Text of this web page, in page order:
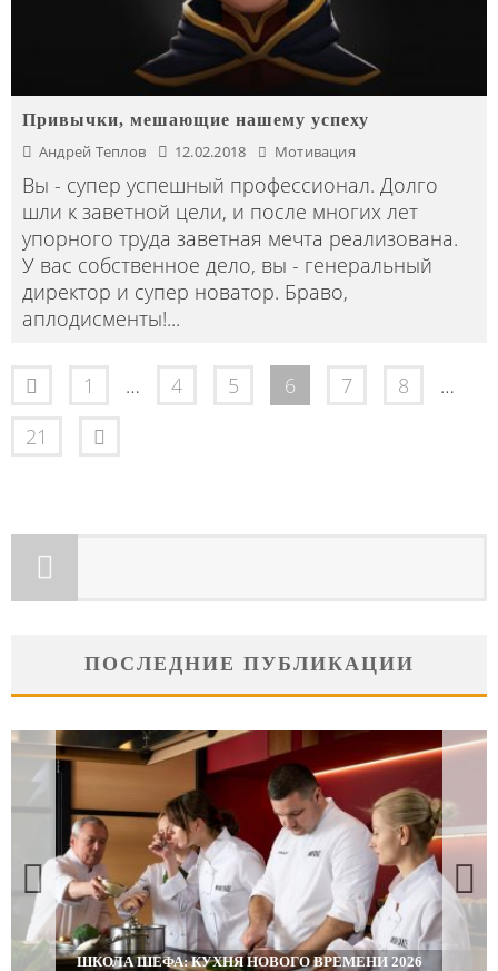
Привычки, мешающие нашему успеху
Андрей Теплов 12.02.2018 Мотивация
Вы - супер успешный профессионал. Долго
шли к заветной цели, и после многих лет
упорного труда заветная мечта реализована.
У вас собственное дело, вы - генеральный
директор и супер новатор. Браво,
аплодисменты!...
1 … 4 5 6 7 8
…
21
ПОСЛЕДНИЕ ПУБЛИКАЦИИ
ПОДАРКИ, КОТОРЫЕ ТОЧНО ПОРАДУЮТ БЛИЗКИХ В
МАЙСКИЕ ПРАЗДНИКИ